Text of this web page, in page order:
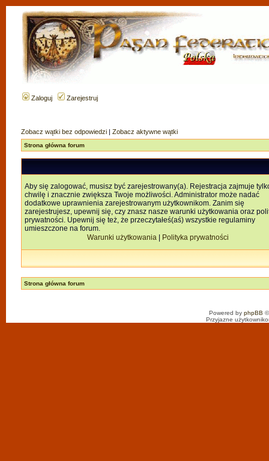
Zaloguj Zarejestruj
Zobacz wątki bez odpowiedzi | Zobacz aktywne wątki
Strona główna forum
Aby się zalogować, musisz być zarejestrowany(a). Rejestracja zajmuje
chwilę i znacznie zwiększa Twoje możliwości. Administrator może nadać
dodatkowe uprawnienia zarejestrowanym użytkownikom. Zanim się
zarejestrujesz, upewnij się, czy znasz nasze warunki użytkowania oraz
prywatności. Upewnij się też, że przeczytałeś(aś) wszystkie regulaminy
umieszczone na forum.
Warunki użytkowania| Polityka prywatności
Strona główna forum
Powered by phpBB
Przyjazne